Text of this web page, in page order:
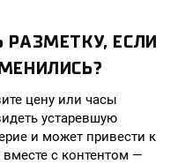
ЕСЛИ
цену или часы
устаревшую
и может привести к
с контентом —